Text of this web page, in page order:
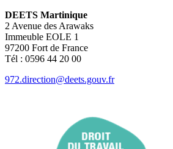
DEETS Martinique
2 Avenue des Arawaks
Immeuble EOLE 1
97200 Fort de France
Tél : 0596 44 20 00
972.direction@deets.gouv.fr